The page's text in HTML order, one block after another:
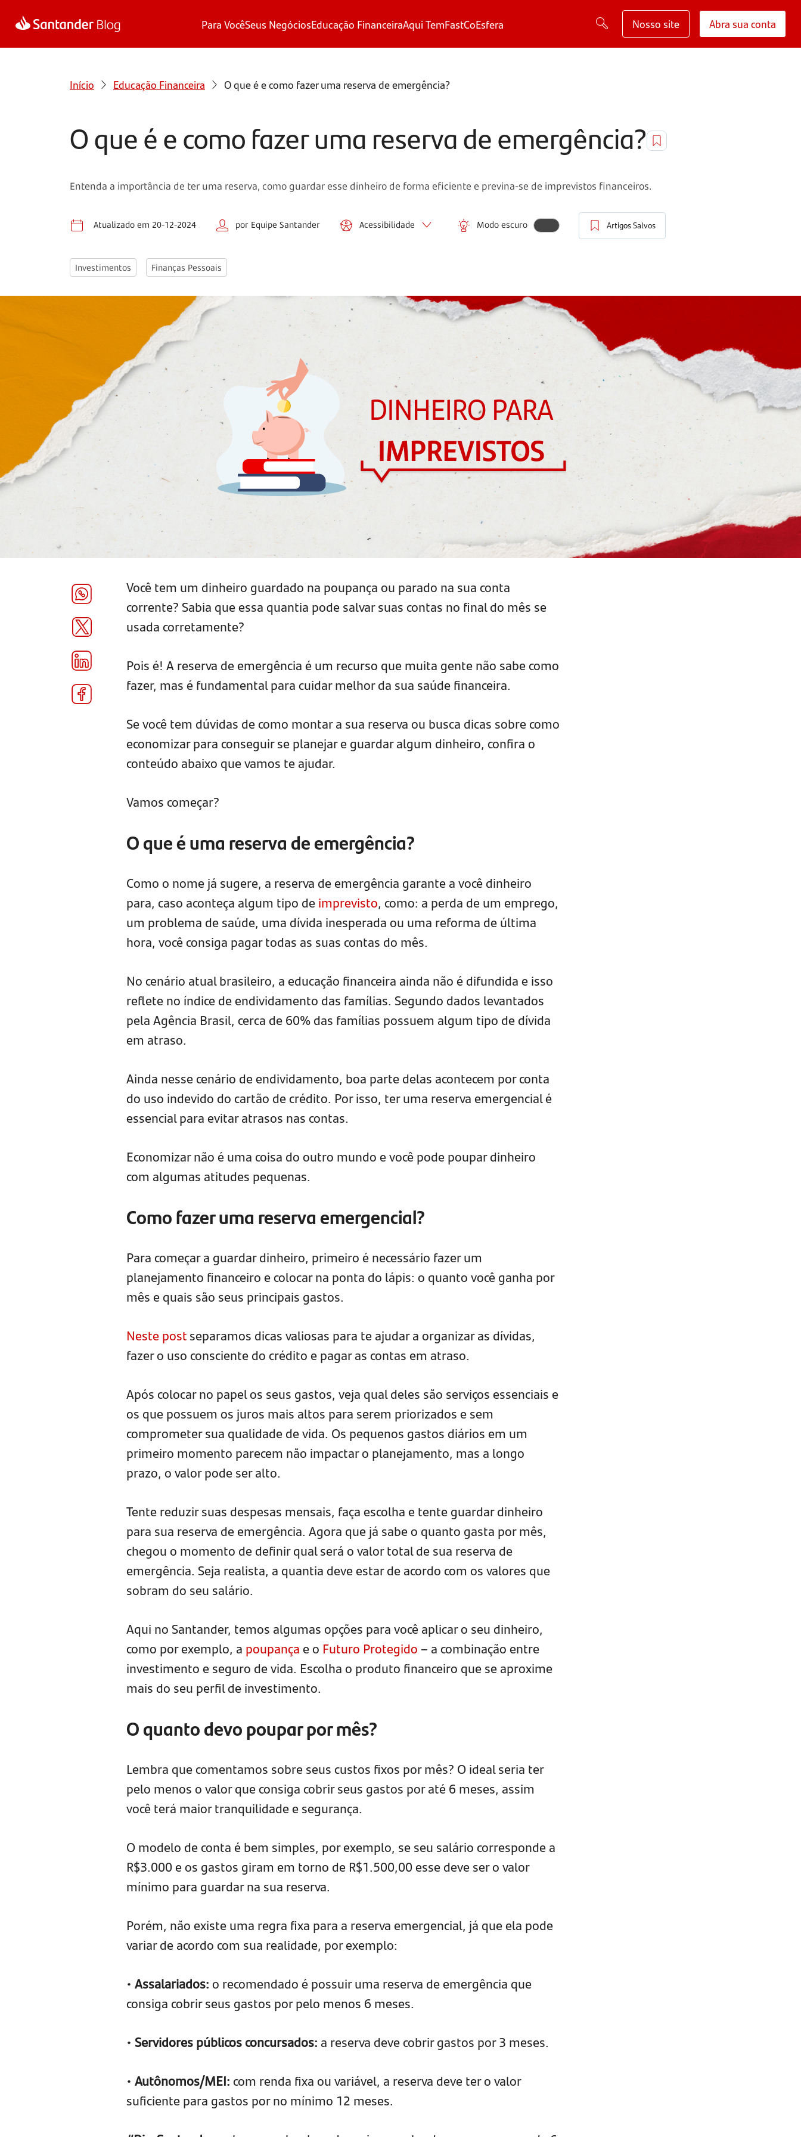
Para VocêSeus NegóciosEducação FinanceiraAqui TemFastCoEsfera Nosso site Abra sua conta
Início Educação Financeira O que é e como fazer uma reserva de emergência?
O que é e como fazer uma reserva de emergência?
Entenda a importância de ter uma reserva, como guardar esse dinheiro de forma eficiente e previna-se de imprevistos financeiros.
Atualizado em 20-12-2024 por Equipe Santander Acessibilidade Modo escuro Artigos Salvos
Investimentos Finanças Pessoais
Você tem um dinheiro guardado na poupança ou parado na sua conta
corrente? Sabia que essa quantia pode salvar suas contas no final do mês se
usada corretamente?
Pois é! A reserva de emergência é um recurso que muita gente não sabe como
fazer, mas é fundamental para cuidar melhor da sua saúde financeira.
Se você tem dúvidas de como montar a sua reserva ou busca dicas sobre como
economizar para conseguir se planejar e guardar algum dinheiro, confira o
conteúdo abaixo que vamos te ajudar.
Vamos começar?
O que é uma reserva de emergência?
Como o nome já sugere, a reserva de emergência garante a você dinheiro
para, caso aconteça algum tipo deimprevisto, como: a perda de um emprego,
um problema de saúde, uma dívida inesperada ou uma reforma de última
hora, você consiga pagar todas as suas contas do mês.
No cenário atual brasileiro, a educação financeira ainda não é difundida e isso
reflete no índice de endividamento das famílias. Segundo dados levantados
pela Agência Brasil, cerca de 60% das famílias possuem algum tipo de dívida
em atraso.
Ainda nesse cenário de endividamento, boa parte delas acontecem por conta
do uso indevido do cartão de crédito. Por isso, ter uma reserva emergencial é
essencial para evitar atrasos nas contas.
Economizar não é uma coisa do outro mundo e você pode poupar dinheiro
com algumas atitudes pequenas.
Como fazer uma reserva emergencial?
Para começar a guardar dinheiro, primeiro é necessário fazer um
planejamento financeiro e colocar na ponta do lápis: o quanto você ganha por
mês e quais são seus principais gastos.
Neste postseparamos dicas valiosas para te ajudar a organizar as dívidas,
fazer o uso consciente do crédito e pagar as contas em atraso.
Após colocar no papel os seus gastos, veja qual deles são serviços essenciais e
os que possuem os juros mais altos para serem priorizados e sem
comprometer sua qualidade de vida. Os pequenos gastos diários em um
primeiro momento parecem não impactar o planejamento, mas a longo
prazo, o valor pode ser alto.
Tente reduzir suas despesas mensais, faça escolha e tente guardar dinheiro
para sua reserva de emergência. Agora que já sabe o quanto gasta por mês,
chegou o momento de definir qual será o valor total de sua reserva de
emergência. Seja realista, a quantia deve estar de acordo com os valores que
sobram do seu salário.
Aqui no Santander, temos algumas opções para você aplicar o seu dinheiro,
como por exemplo, a poupançae o Futuro Protegido – a combinação entre
investimento e seguro de vida. Escolha o produto financeiro que se aproxime
mais do seu perfil de investimento.
O quanto devo poupar por mês?
Lembra que comentamos sobre seus custos fixos por mês? O ideal seria ter
pelo menos o valor que consiga cobrir seus gastos por até 6 meses, assim
você terá maior tranquilidade e segurança.
O modelo de conta é bem simples, por exemplo, se seu salário corresponde a
R$3.000 e os gastos giram em torno de R$1.500,00 esse deve ser o valor
mínimo para guardar na sua reserva.
Porém, não existe uma regra fixa para a reserva emergencial, já que ela pode
variar de acordo com sua realidade, por exemplo:
• Assalariados:o recomendado é possuir uma reserva de emergência que
consiga cobrir seus gastos por pelo menos 6 meses.
• Servidores públicos concursados: a reserva deve cobrir gastos por 3 meses.
• Autônomos/MEI:com renda fixa ou variável, a reserva deve ter o valor
suficiente para gastos por no mínimo 12 meses.